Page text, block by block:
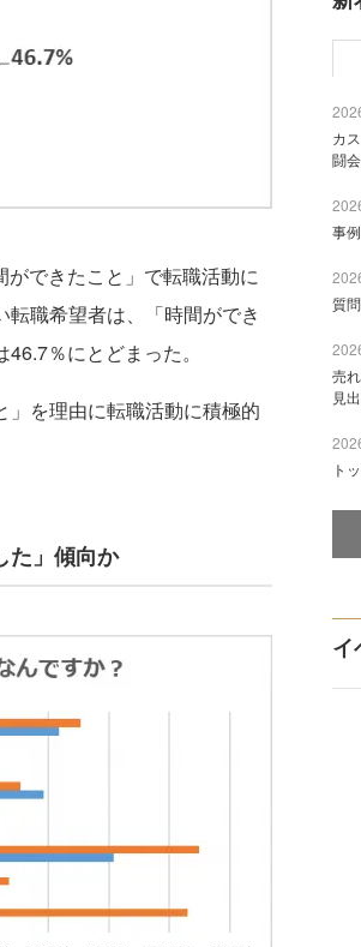
できたこと」で転職活動に
職希望者は、「時間ができ
％にとどまった。
を理由に転職活動に積極的
た」傾向か
カ
闘
事
質
売
見
ト
イ